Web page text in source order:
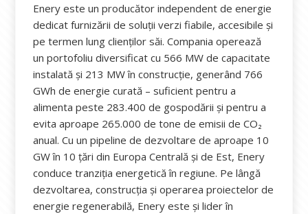
Enery este un producător independent de energie
dedicat furnizării de soluții verzi fiabile, accesibile și
pe termen lung clienților săi. Compania operează
un portofoliu diversificat cu 566 MW de capacitate
instalată și 213 MW în construcție, generând 766
GWh de energie curată – suficient pentru a
alimenta peste 283.400 de gospodării și pentru a
evita aproape 265.000 de tone de emisii de CO₂
anual. Cu un pipeline de dezvoltare de aproape 10
GW în 10 țări din Europa Centrală și de Est, Enery
conduce tranziția energetică în regiune. Pe lângă
dezvoltarea, construcția și operarea proiectelor de
energie regenerabilă, Enery este și lider în